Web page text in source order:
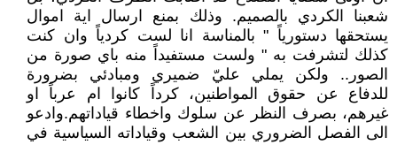
شعبنا الكردي بالصميم. وذلك بمنع ارسال اية اموال
يستحقها دستورياً " بالمناسة انا لست كردياً وان كنت
كذلك لتشرفت به " ولست مستفيداً منه باي صورة من
الصور.. ولكن يملي عليّ ضميري ومبادئي بضرورة
للدفاع عن حقوق المواطنين، كرداً كانوا ام عرباً او
غيرهم، بصرف النظر عن سلوك واخطاء قياداتهم.وادعو
الى الفصل الضروري بين الشعب وقياداته السياسية في